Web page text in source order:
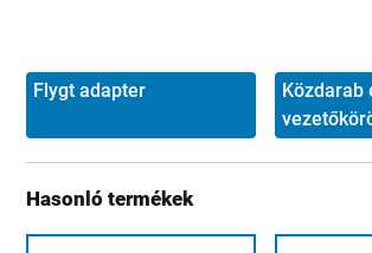
Flygt adapter
Közdarab
Hasonló termékek